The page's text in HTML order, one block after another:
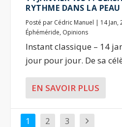
RYTHME DANS LA PEAU
Posté par Cédric Manuel | 14 Jan,
Éphéméride, Opinions
Instant classique – 14
jour pour jour. De sa
EN SAVOIR PLUS
1 2 3